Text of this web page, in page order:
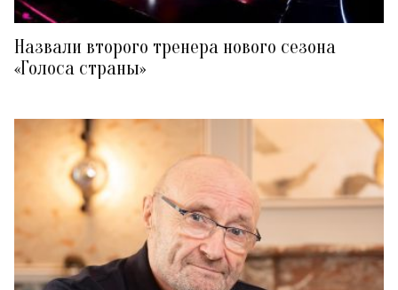
Назвали второго тренера нового сезона
«Голоса страны»